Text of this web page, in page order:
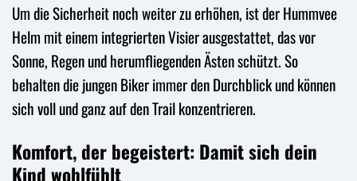
Um die Sicherheit noch weiter zu erhöhen, ist der Hummvee
Helm mit einem integrierten Visier ausgestattet, das vor
Sonne, Regen und herumfliegenden Ästen schützt. So
behalten die jungen Biker immer den Durchblick und können
sich voll und ganz auf den Trail konzentrieren.
Komfort, der begeistert: Damit sich dein
Kind wohlfühlt